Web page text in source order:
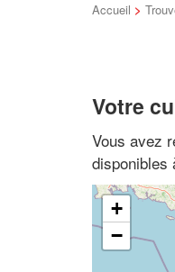
Accueil >
Votre
Vous avez
disponibles
+
−